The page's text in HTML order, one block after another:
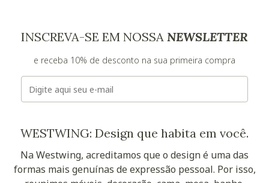
INSCREVA-SE EM NOSSA NEWSLETTER
e receba 10% de desconto na sua primeira compra
WESTWING: Design que habita em você.
Na Westwing, acreditamos que o design é uma das
formas mais genuínas de expressão pessoal. Por isso,